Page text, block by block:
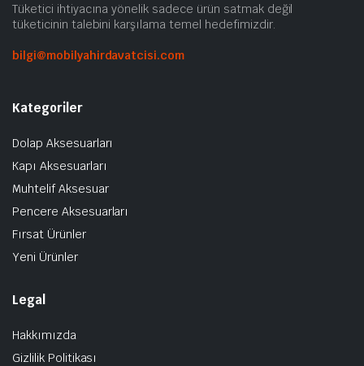
Tüketici ihtiyacına yönelik sadece ürün satmak değil
tüketicinin talebini karşılama temel hedefimizdir.
bilgi@mobilyahirdavatcisi.com
Kategoriler
Dolap Aksesuarları
Kapı Aksesuarları
Muhtelif Aksesuar
Pencere Aksesuarları
Fırsat Ürünler
Yeni Ürünler
Legal
Hakkımızda
Gizlilik Politikası